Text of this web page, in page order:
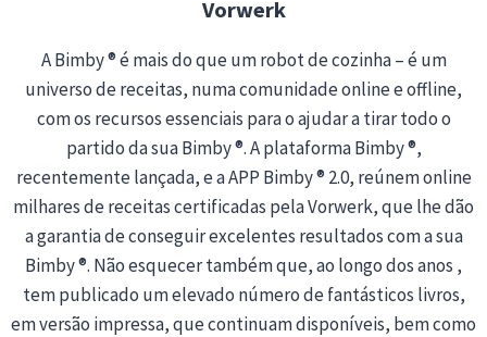
Vorwerk
A Bimby ® é mais do que um robot de cozinha – é um
universo de receitas, numa comunidade online e offline,
com os recursos essenciais para o ajudar a tirar todo o
partido da sua Bimby ®. A plataforma Bimby ®,
recentemente lançada, e a APP Bimby ® 2.0, reúnem online
milhares de receitas certificadas pela Vorwerk, que lhe dão
a garantia de conseguir excelentes resultados com a sua
Bimby ®. Não esquecer também que, ao longo dos anos ,
tem publicado um elevado número de fantásticos livros,
em versão impressa, que continuam disponíveis, bem como